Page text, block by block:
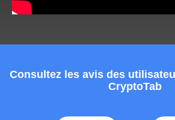
Consultez les avis des
CryptoTab